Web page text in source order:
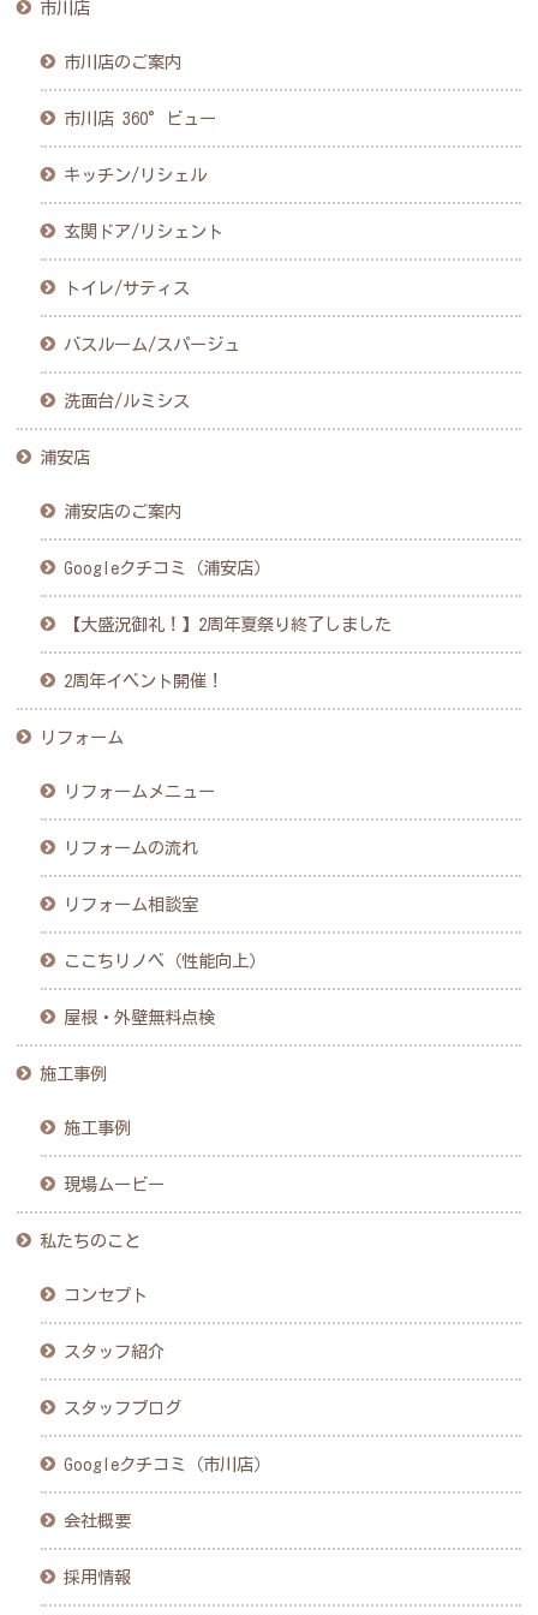
市川店
市川店のご案内
市川店 360°ビュー
キッチン/リシェル
玄関ドア/リシェント
トイレ/サティス
バスルーム/スパージュ
洗面台/ルミシス
浦安店
浦安店のご案内
Googleクチコミ（浦安店）
【大盛況御礼！】2周年夏祭り終了しました
2周年イベント開催！
リフォーム
リフォームメニュー
リフォームの流れ
リフォーム相談室
ここちリノベ（性能向上）
屋根・外壁無料点検
施工事例
施工事例
現場ムービー
私たちのこと
コンセプト
スタッフ紹介
スタッフブログ
Googleクチコミ（市川店）
会社概要
採用情報